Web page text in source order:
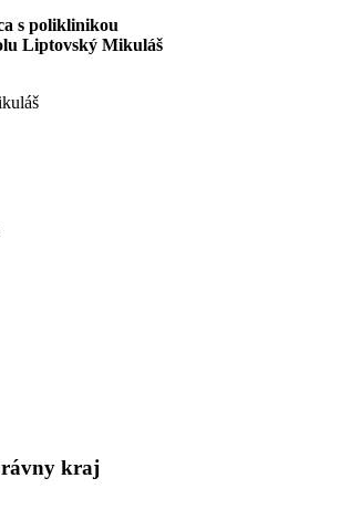
s poliklinikou
Liptovský Mikuláš
kraj